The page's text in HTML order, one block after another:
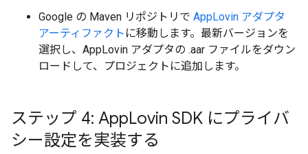
Google の Maven リポジトリで AppLovin アダプタ
アーティファクト に移動します。最新バージョンを
選択し、AppLovin アダプタの .aar ファイルをダウン
ロードして、プロジェクトに追加します。
ステップ 4: AppLovin SDK にプライバ
シー設定を実装する